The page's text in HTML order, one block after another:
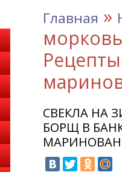
Главная »
СВЕКЛА НА
БОРЩ В